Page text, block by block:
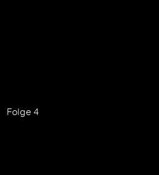
Folge 4